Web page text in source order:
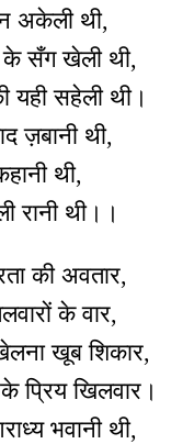
अकेली थी,
के सँग खेली थी,
यही सहेली थी।
ज़बानी थी,
थी,
रानी थी।।
की अवतार,
के वार,
खूब शिकार,
प्रिय खिलवार।
भवानी थी,